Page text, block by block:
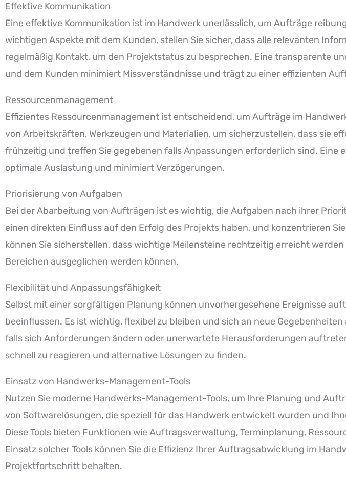
Effektive Kommunikation
Eine effektive Kommunikation ist im Handwerk unerlässlich, um Aufträge
wichtigen Aspekte mit dem Kunden, stellen Sie sicher, dass alle relevanten
regelmäßig Kontakt, um den Projektstatus zu besprechen. Eine transparente
und dem Kunden minimiert Missverständnisse und trägt zu einer effizienten
Ressourcenmanagement
Effizientes Ressourcenmanagement ist entscheidend, um Aufträge im
von Arbeitskräften, Werkzeugen und Materialien, um sicherzustellen, dass sie
frühzeitig und treffen Sie gegebenen falls Anpassungen erforderlich sind. Eine
optimale Auslastung und minimiert Verzögerungen.
Priorisierung von Aufgaben
Bei der Abarbeitung von Aufträgen ist es wichtig, die Aufgaben nach ihrer
einen direkten Einfluss auf den Erfolg des Projekts haben, und konzentrieren
können Sie sicherstellen, dass wichtige Meilensteine rechtzeitig erreicht
Bereichen ausgeglichen werden können.
Flexibilität und Anpassungsfähigkeit
Selbst mit einer sorgfältigen Planung können unvorhergesehene Ereignisse
beeinflussen. Es ist wichtig, flexibel zu bleiben und sich an neue
falls sich Anforderungen ändern oder unerwartete Herausforderungen
schnell zu reagieren und alternative Lösungen zu finden.
Einsatz von Handwerks-Management-Tools
Nutzen Sie moderne Handwerks-Management-Tools, um Ihre Planung und
von Softwarelösungen, die speziell für das Handwerk entwickelt wurden und
Diese Tools bieten Funktionen wie Auftragsverwaltung, Terminplanung,
Einsatz solcher Tools können Sie die Effizienz Ihrer Auftragsabwicklung im
Projektfortschritt behalten.